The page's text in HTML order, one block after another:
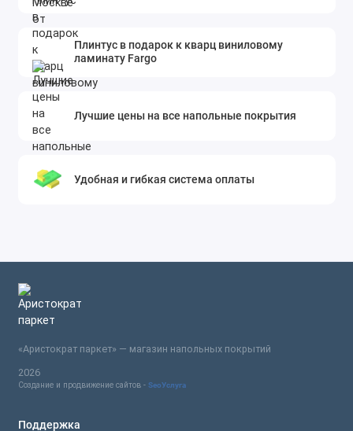
Плинтус в подарок к кварц виниловому
ламинату Fargo
Лучшие цены на все напольные покрытия
Удобная и гибкая система оплаты
«Аристократ паркет» — магазин напольных покрытий
2026
Создание и продвижение сайтов - SeoУслуга
Поддержка